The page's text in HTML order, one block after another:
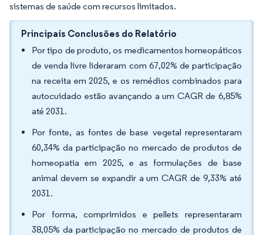
sistemas de saúde com recursos limitados.
Principais Conclusões do Relatório
Por tipo de produto, os medicamentos homeopáticos
de venda livre lideraram com 67,02% de participação
na receita em 2025, e os remédios combinados para
autocuidado estão avançando a um CAGR de 6,85%
até 2031.
Por fonte, as fontes de base vegetal representaram
60,34% da participação no mercado de produtos de
homeopatia em 2025, e as formulações de base
animal devem se expandir a um CAGR de 9,33% até
2031.
Por forma, comprimidos e pellets representaram
38,05% da participação no mercado de produtos de